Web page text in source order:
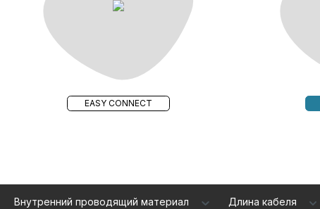
EASY CONNECT
Внутренний проводящий материал Длина кабеля